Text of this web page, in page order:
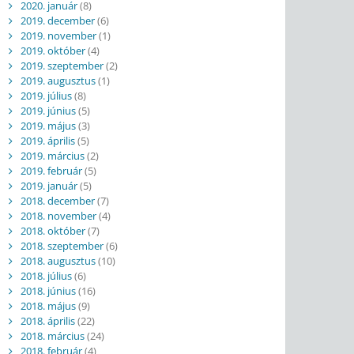
2020. január(8)
2019. december(6)
2019. november(1)
2019. október(4)
2019. szeptember(2)
2019. augusztus(1)
2019. július(8)
2019. június(5)
2019. május(3)
2019. április(5)
2019. március(2)
2019. február(5)
2019. január(5)
2018. december(7)
2018. november(4)
2018. október(7)
2018. szeptember(6)
2018. augusztus(10)
2018. július(6)
2018. június(16)
2018. május(9)
2018. április(22)
2018. március(24)
2018. február(4)